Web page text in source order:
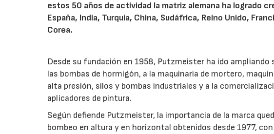
estos 50 años de actividad la matriz alemana ha logrado
España, India, Turquía, China, Sudáfrica, Reino Unido,
Corea.
Desde su fundación en 1958, Putzmeister ha ido ampliando
las bombas de hormigón, a la maquinaria de mortero,
alta presión, silos y bombas industriales y a la
aplicadores de pintura.
Según defiende Putzmeister, la importancia de la marca
bombeo en altura y en horizontal obtenidos desde 1977,